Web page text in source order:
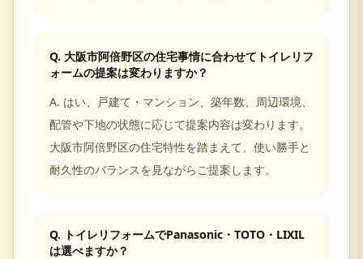
Q. 大阪市阿倍野区の住宅事情に合わせてトイレリフ
ォームの提案は変わりますか？
A. はい、戸建て・マンション、築年数、周辺環境、
配管や下地の状態に応じて提案内容は変わります。
大阪市阿倍野区の住宅特性を踏まえて、使い勝手と
耐久性のバランスを見ながらご提案します。
Q. トイレリフォームでPanasonic・TOTO・LIXIL
は選べますか？